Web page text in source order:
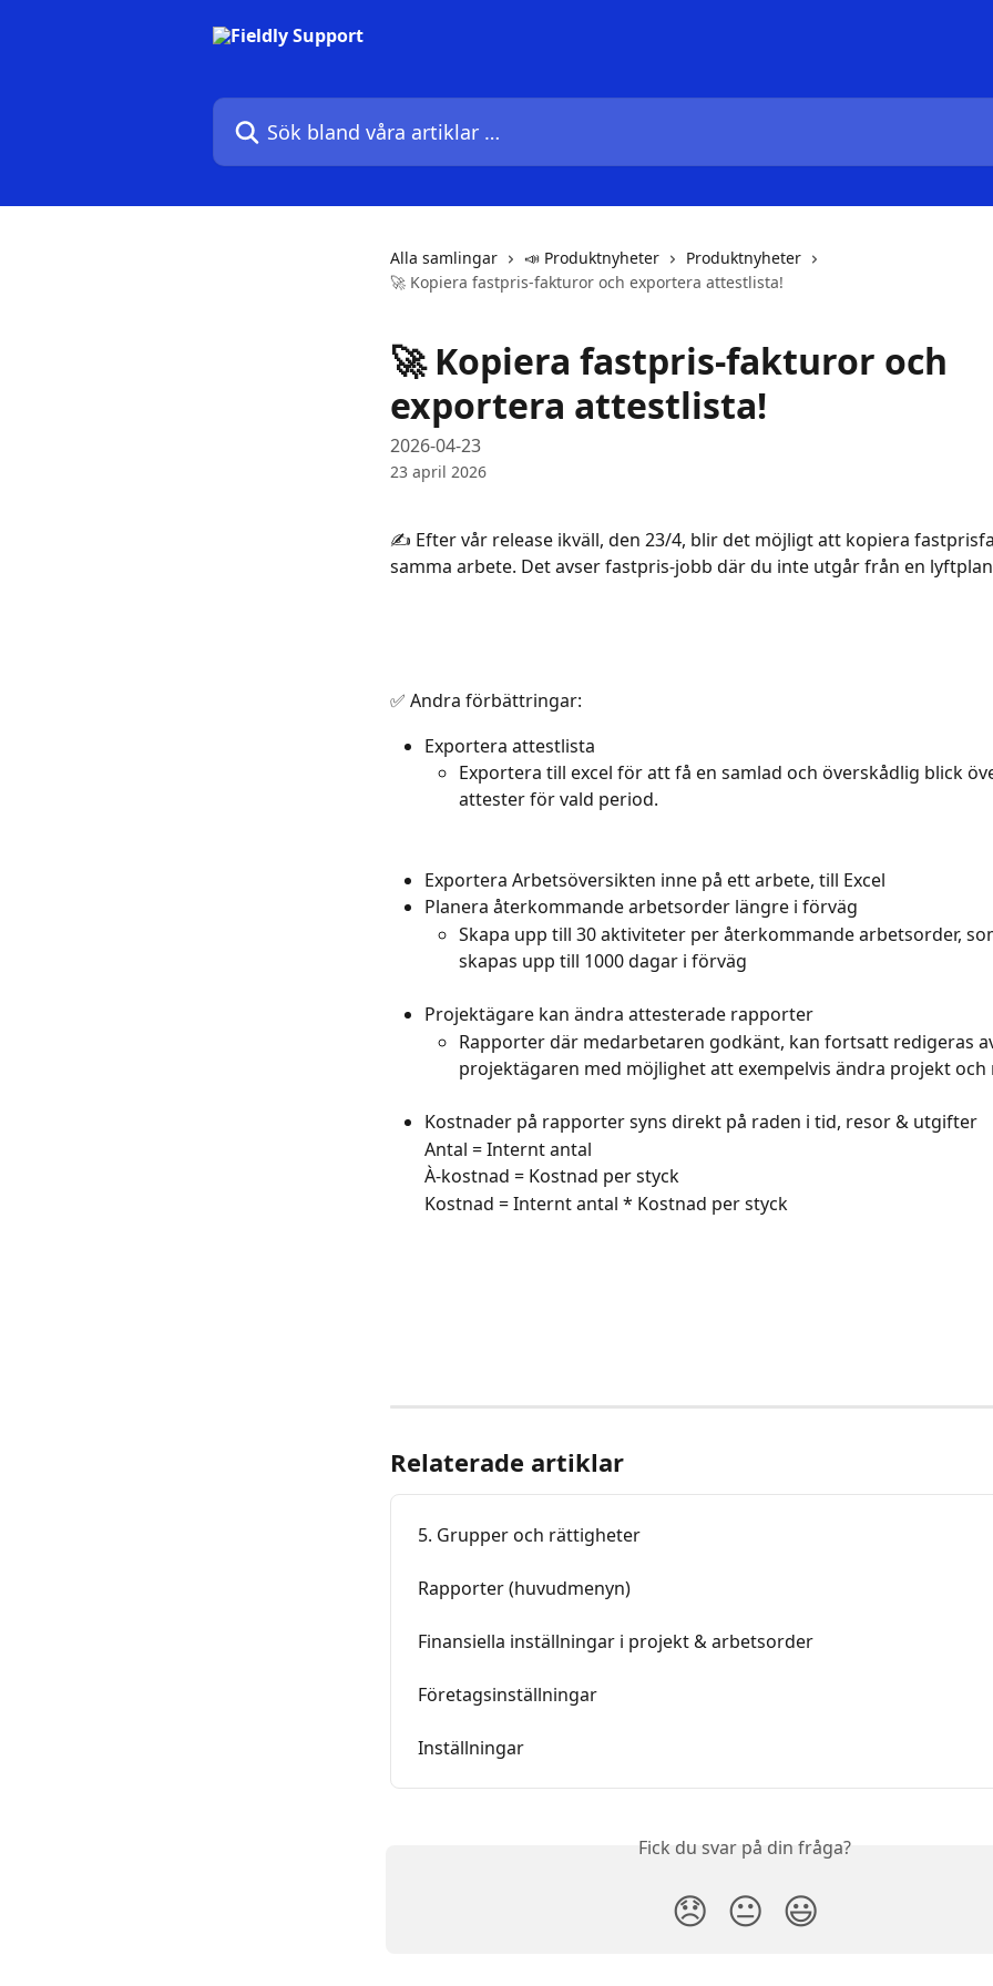
Sök bland våra artiklar …
Alla samlingar 📣 Produktnyheter
Produktnyheter
🚀 Kopiera fastpris-fakturor och exportera attestlista!
🚀 Kopiera fastpris-fakturor och
exportera attestlista!
2026-04-23
23 april 2026
✍️ Efter vår release ikväll, den 23/4, blir det möjligt att kopiera
samma arbete. Det avser fastpris-jobb där du inte utgår från en
✅ Andra förbättringar:
Exportera attestlista
Exportera till excel för att få en samlad och överskådlig blick
attester för vald period.
Exportera Arbetsöversikten inne på ett arbete, till Excel
Planera återkommande arbetsorder längre i förväg
Skapa upp till 30 aktiviteter per återkommande arbetsorder,
skapas upp till 1000 dagar i förväg
Projektägare kan ändra attesterade rapporter
Rapporter där medarbetaren godkänt, kan fortsatt redigeras
projektägaren med möjlighet att exempelvis ändra projekt och
Kostnader på rapporter syns direkt på raden i tid, resor & utgifter
Antal = Internt antal
À-kostnad = Kostnad per styck
Kostnad = Internt antal * Kostnad per styck
Relaterade artiklar
5. Grupper och rättigheter
Rapporter (huvudmenyn)
Finansiella inställningar i projekt & arbetsorder
Företagsinställningar
Inställningar
Fick du svar på din fråga?
😞 😐 😃